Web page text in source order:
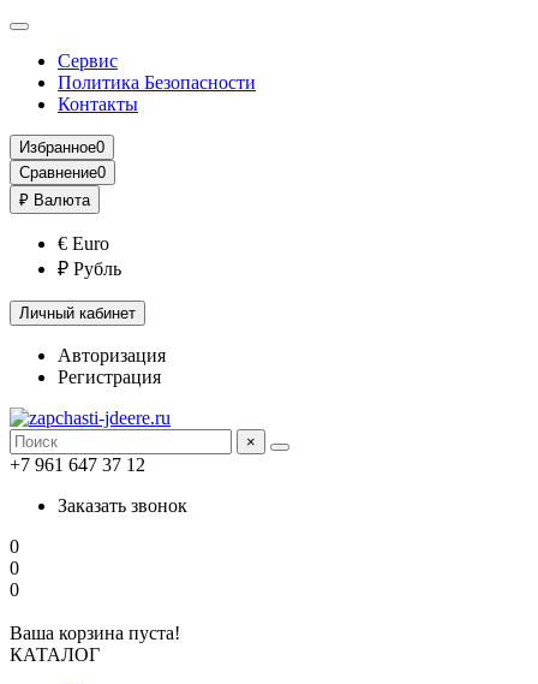
Сервис
Политика Безопасности
Контакты
Избранное0
Сравнение0
₽ Валюта
€ Euro
₽ Рубль
Личный кабинет
Авторизация
Регистрация
×
+7 961 647 37 12
Заказать звонок
0
0
0
Ваша корзина пуста!
КАТАЛОГ